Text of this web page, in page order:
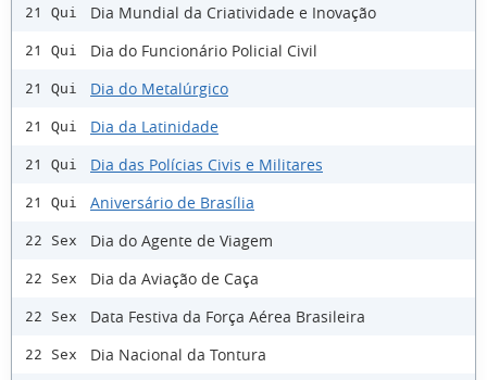
21 Qui Dia Mundial da Criatividade e Inovação
21 Qui Dia do Funcionário Policial Civil
21 Qui Dia do Metalúrgico
21 Qui Dia da Latinidade
21 Qui Dia das Polícias Civis e Militares
21 Qui Aniversário de Brasília
22 Sex Dia do Agente de Viagem
22 Sex Dia da Aviação de Caça
22 Sex Data Festiva da Força Aérea Brasileira
22 Sex Dia Nacional da Tontura